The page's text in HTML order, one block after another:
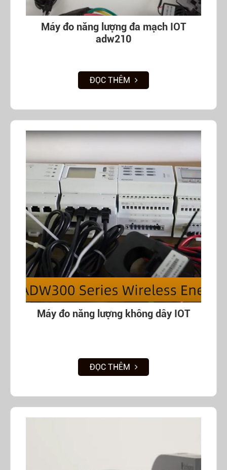
Máy đo năng lượng đa mạch IOT
adw210
ĐỌC THÊM
Máy đo năng lượng không dây IOT
ĐỌC THÊM